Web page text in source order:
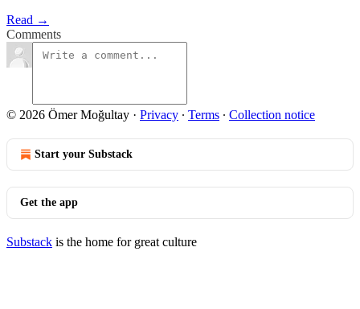
Read →
Comments
© 2026 Ömer Moğultay · Privacy ∙ Terms ∙ Collection notice
Start your Substack
Get the app
Substack is the home for great culture